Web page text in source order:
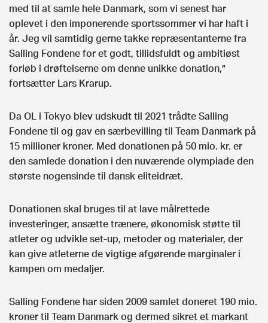
med til at samle hele Danmark, som vi senest har
oplevet i den imponerende sportssommer vi har haft i
år. Jeg vil samtidig gerne takke repræsentanterne fra
Salling Fondene for et godt, tillidsfuldt og ambitiøst
forløb i drøftelserne om denne unikke donation,”
fortsætter Lars Krarup.
Da OL i Tokyo blev udskudt til 2021 trådte Salling
Fondene til og gav en særbevilling til Team Danmark på
15 millioner kroner. Med donationen på 50 mio. kr. er
den samlede donation i den nuværende olympiade den
største nogensinde til dansk eliteidræt.
Donationen skal bruges til at lave målrettede
investeringer, ansætte trænere, økonomisk støtte til
atleter og udvikle set-up, metoder og materialer, der
kan give atleterne de vigtige afgørende marginaler i
kampen om medaljer.
Salling Fondene har siden 2009 samlet doneret 190 mio.
kroner til Team Danmark og dermed sikret et markant